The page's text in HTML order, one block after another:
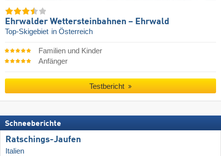
Ehrwalder Wettersteinbahnen – Ehrwald
Top-Skigebiet in Österreich
Familien und Kinder
Anfänger
Testbericht
Schneeberichte
Ratschings-Jaufen
Italien